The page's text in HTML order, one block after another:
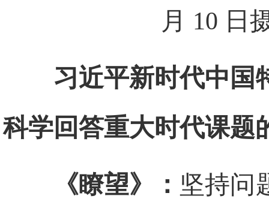
月 10 日
习近平新时代中国
科学回答重大时代课题
《瞭望》： 坚持问